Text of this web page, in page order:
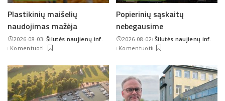
Plastikinių maišelių
naudojimas mažėja
2026-08-03Posted
by
Šilutės naujienų inf.
Komentuoti
Popierinių sąskaitų
nebegausime
2026-08-02Posted
by
Šilutės naujienų inf.
Komentuoti